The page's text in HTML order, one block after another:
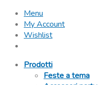
Menu
My Account
Wishlist
Prodotti
Feste a tema